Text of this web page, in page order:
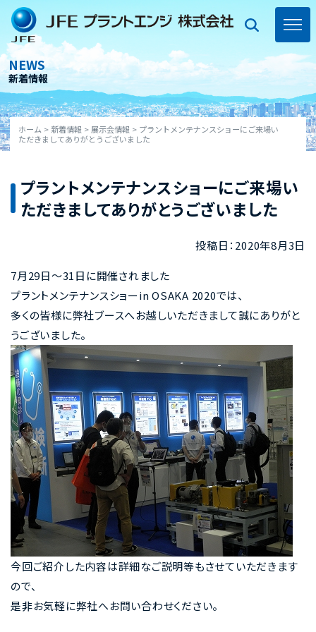
Skip
content
toggle
NEWS
新着情報
ホーム >新着情報 > 展示会情報 > プラントメンテナンスショーにご来場い
ただきましてありがとうございました
プラントメンテナンスショーにご来場い
ただきましてありがとうございました
投稿日：2020年8月3日
7月29日～31日に開催されました
プラントメンテナンスショーin OSAKA 2020では、
多くの皆様に弊社ブースへお越しいただきまして誠にありがと
うございました。
今回ご紹介した内容は詳細なご説明等もさせていただきます
ので、
是非お気軽に弊社へお問い合わせください。